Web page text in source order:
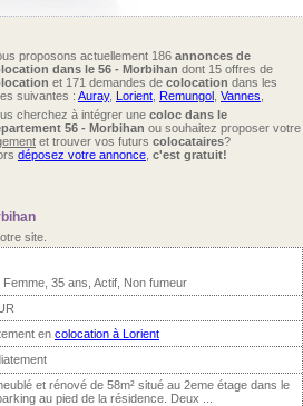
proposons actuellement 186 annonces de
dans le 56 - Morbihan dont 15 offres de
et 171 demandes de colocation dans les
suivantes : Auray, Lorient Remungol Vannes
cherchez à intégrer une coloc dans le
56 - Morbihan ou souhaitez proposer votre
et trouver vos futurs colocataires?
déposez votre annonce c'est gratuit!
site.
Femme, 35 ans, Actif, Non fumeur
en colocation à Lorient
et rénové de 58m² situé au 2eme étage dans le
au pied de la résidence. Deux ...